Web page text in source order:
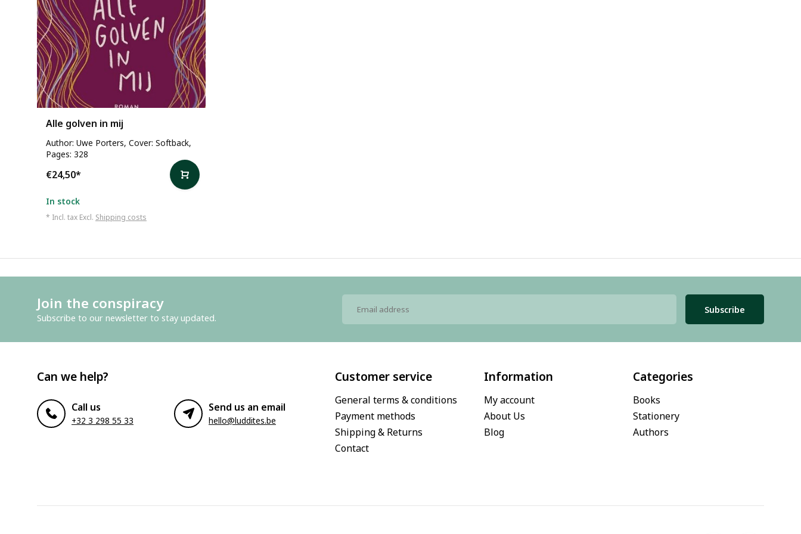
Alle golven in mij
Author: Uwe Porters, Cover: Softback,
Pages: 328
€24,50*
In stock
* Incl. tax Excl. Shipping costs
Join the conspiracy
Subscribe to our newsletter to stay updated.
Subscribe
Can we help?
Call us
+32 3 298 55 33
Send us an email
hello@luddites.be
Customer service
General terms & conditions
Payment methods
Shipping & Returns
Contact
Information
My account
About Us
Blog
Categories
Books
Stationery
Authors